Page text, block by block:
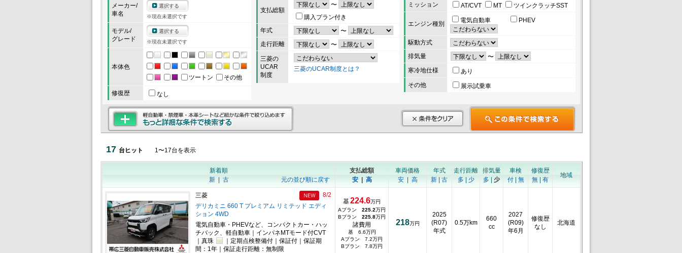
メーカー/
車名
選択する
※現在未選択です
モデル/
グレード
選択する
※現在未選択です
本体色
ツートン
その他
修復歴 なし
支払総額
〜
購入プラン付き
年式
〜
走行距離
〜
三菱の
UCAR
制度
三菱のUCAR制度とは？
ミッション AT/CVT MT ツインクラッチSST
エンジン種別 電気自動車 PHEV
駆動方式
排気量
〜
寒冷地仕様
あり
その他
展示試乗車
17 台ヒット 1〜17台を表示
新着順
新| 古 元の並び順に戻す
支払総額
安| 高
車両価格
安| 高
年式
新 | 古
走行距離
多 | 少
排気量
多 | 少
車検
付| 無
修復歴
無 | 有
地域
三菱
デリカミニ 660 T プレミアム リミテッド エディ
ション 4WD
8/2
電気自動車・PHEVなど、コンパクトカー・ハッ
チバック、軽自動車｜インパネMTモード付CVT
｜真珠
｜定期点検整備付｜保証付｜保証期
間：1年｜保証走行距離：無制限
基224.6万円
Aプラン 225.2万円
Bプラン 225.8万円
諸費用
基 6.6万円
Aプラン 7.2万円
Bプラン 7.8万円
218万円
2025
(R07)
年式
0.5万km
660
cc
2027
(R09)
年6月
修復歴
なし
北海道